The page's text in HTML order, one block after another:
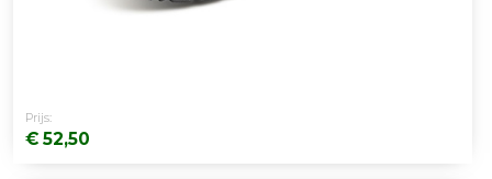
Prijs:
€ 52,50